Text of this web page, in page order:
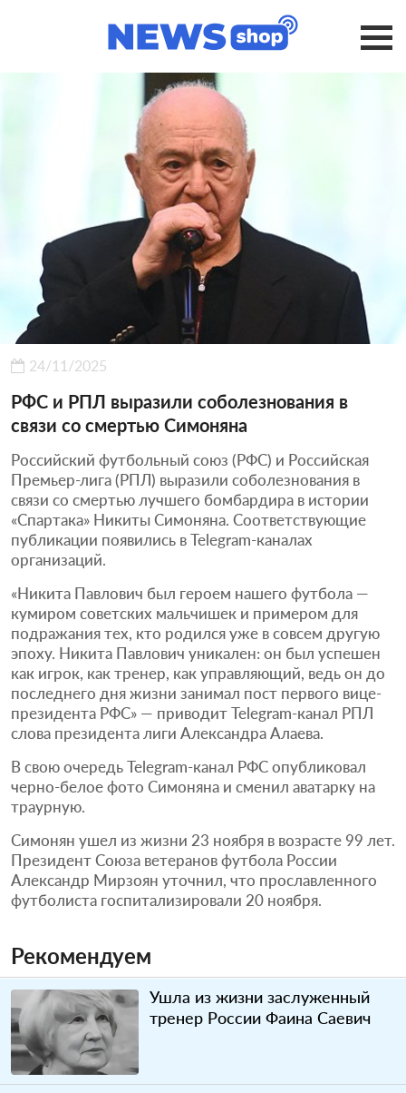
24/11/2025
РФС и РПЛ выразили соболезнования в
связи со смертью Симоняна
Российский футбольный союз (РФС) и Российская
Премьер-лига (РПЛ) выразили соболезнования в
связи со смертью лучшего бомбардира в истории
«Спартака» Никиты Симоняна. Соответствующие
публикации появились в Telegram-каналах
организаций.
«Никита Павлович был героем нашего футбола —
кумиром советских мальчишек и примером для
подражания тех, кто родился уже в совсем другую
эпоху. Никита Павлович уникален: он был успешен
как игрок, как тренер, как управляющий, ведь он до
последнего дня жизни занимал пост первого вице-
президента РФС» — приводит Telegram-канал РПЛ
слова президента лиги Александра Алаева.
В свою очередь Telegram-канал РФС опубликовал
черно-белое фото Симоняна и сменил аватарку на
траурную.
Симонян ушел из жизни 23 ноября в возрасте 99 лет.
Президент Союза ветеранов футбола России
Александр Мирзоян уточнил, что прославленного
футболиста госпитализировали 20 ноября.
Рекомендуем
Ушла из жизни заслуженный
тренер России Фаина Саевич